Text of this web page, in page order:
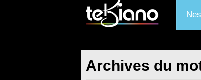
Archives du